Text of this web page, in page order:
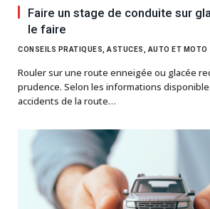
Faire un stage de conduite sur
le faire
CONSEILS PRATIQUES, ASTUCES, AUTO ET MOTO
Rouler sur une route enneigée ou glacée
prudence. Selon les informations
accidents de la route…